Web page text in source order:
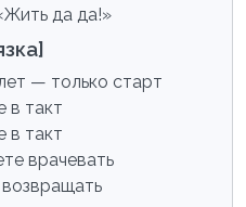
да да!»
— только старт
в такт
в такт
врачевать